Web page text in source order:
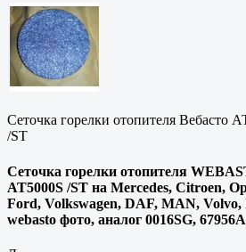
Сеточка горелки отопителя Вебасто
/ST
Сеточка горелки отопителя
AT5000S /ST на Mercedes, Citroen,
Ford, Volkswagen, DAF, MAN, Volvo,
webasto фото, аналог 0016SG,